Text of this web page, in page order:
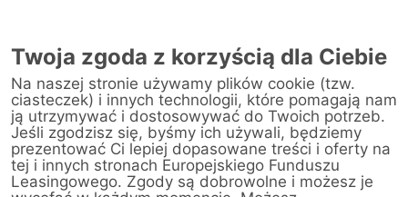
Warsztat
Strona główna/ Obsługa klienta/Centrum Likwidacji Szkód
Toyota Wałbrzych Nowakowski Sp. z o. o. (Jelenia Góra)
Twoja zgoda z korzyścią dla Ciebie
Na naszej stronie używamy plików cookie (tzw.
ciasteczek) i innych technologii, które pomagają nam
ją utrzymywać i dostosowywać do Twoich potrzeb.
Jeśli zgodzisz się, byśmy ich używali, będziemy
prezentować Ci lepiej dopasowane treści i oferty na
tej i innych stronach Europejskiego Funduszu
Leasingowego. Zgody są dobrowolne i możesz je